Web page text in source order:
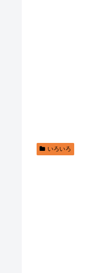
いろいろ